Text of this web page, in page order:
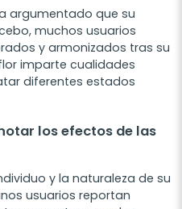
argumentado que su
muchos usuarios
y armonizados tras su
imparte cualidades
diferentes estados
los efectos de las
y la naturaleza de su
usuarios reportan